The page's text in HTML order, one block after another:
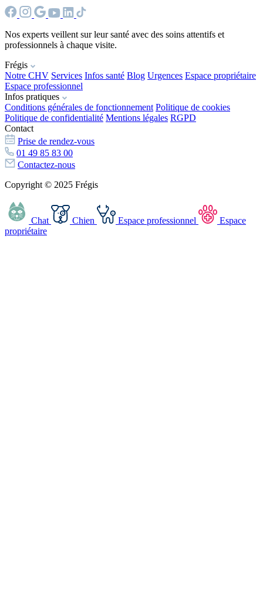
Nos experts veillent sur leur santé avec des soins attentifs et
professionnels à chaque visite.
Frégis
Notre CHV Services Infos santé Blog Urgences Espace propriétaire
Espace professionnel
Infos pratiques
Conditions générales de fonctionnement Politique de cookies
Politique de confidentialité Mentions légales RGPD
Contact
Prise de rendez-vous
01 49 85 83 00
Contactez-nous
Copyright © 2025 Frégis
Chat Chien Espace professionnel
Espace
propriétaire